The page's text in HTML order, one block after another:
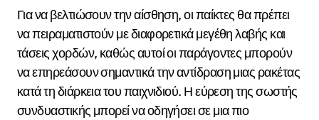
Για να βελτιώσουν την αίσθηση, οι παίκτες θα πρέπει
να πειραματιστούν με διαφορετικά μεγέθη λαβής και
τάσεις χορδών, καθώς αυτοί οι παράγοντες μπορούν
να επηρεάσουν σημαντικά την αντίδραση μιας ρακέτας
κατά τη διάρκεια του παιχνιδιού. Η εύρεση της σωστής
συνδυαστικής μπορεί να οδηγήσει σε μια πιο